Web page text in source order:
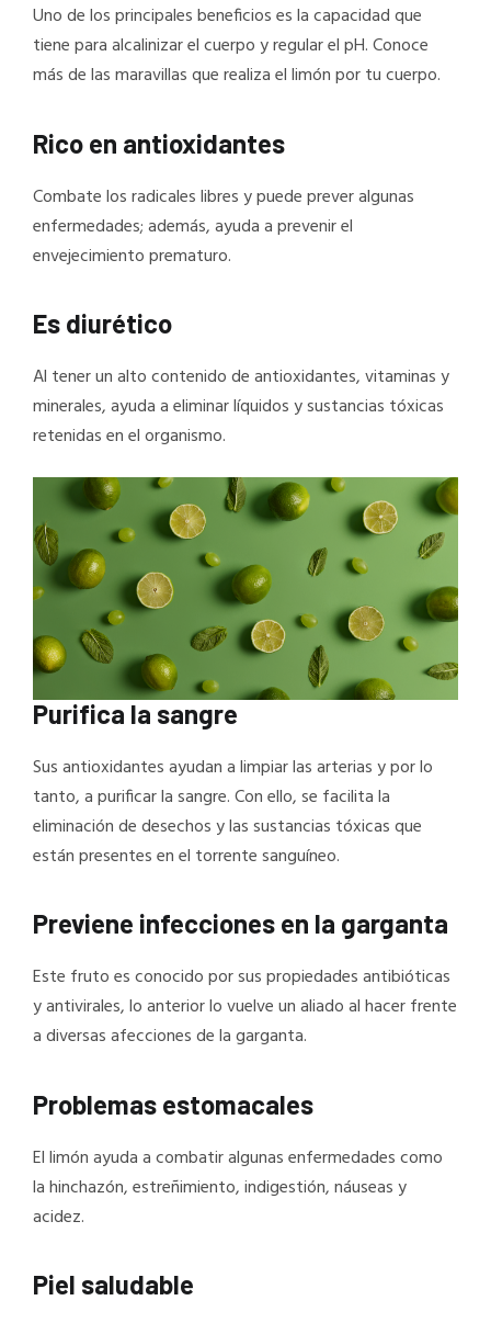
Uno de los principales beneficios es la capacidad que
tiene para alcalinizar el cuerpo y regular el pH. Conoce
más de las maravillas que realiza el limón por tu cuerpo.
Rico en antioxidantes
Combate los radicales libres y puede prever algunas
enfermedades; además, ayuda a prevenir el
envejecimiento prematuro.
Es diurético
Al tener un alto contenido de antioxidantes, vitaminas y
minerales, ayuda a eliminar líquidos y sustancias tóxicas
retenidas en el organismo.
Purifica la sangre
Sus antioxidantes ayudan a limpiar las arterias y por lo
tanto, a purificar la sangre. Con ello, se facilita la
eliminación de desechos y las sustancias tóxicas que
están presentes en el torrente sanguíneo.
Previene infecciones en la garganta
Este fruto es conocido por sus propiedades antibióticas
y antivirales, lo anterior lo vuelve un aliado al hacer frente
a diversas afecciones de la garganta.
Problemas estomacales
El limón ayuda a combatir algunas enfermedades como
la hinchazón, estreñimiento, indigestión, náuseas y
acidez.
Piel saludable